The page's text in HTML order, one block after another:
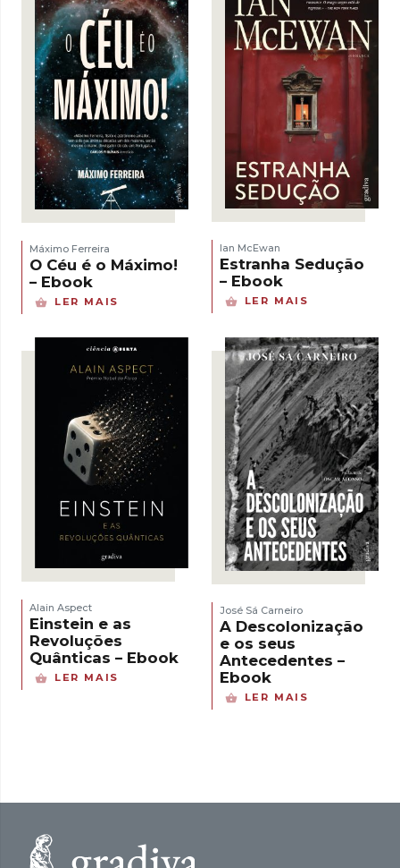
Máximo Ferreira
O Céu é o Máximo!
– Ebook
LER MAIS
Ian McEwan
Estranha Sedução
– Ebook
LER MAIS
Alain Aspect
Einstein e as
Revoluções
Quânticas – Ebook
LER MAIS
José Sá Carneiro
A Descolonização
e os seus
Antecedentes –
Ebook
LER MAIS